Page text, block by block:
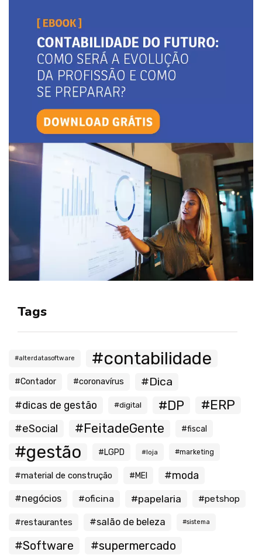
Tags
#alterdatasoftware #contabilidade
#Contador #coronavírus #Dica
#dicas de gestão #digital #DP #ERP
#eSocial #FeitadeGente #fiscal
#gestão #LGPD #loja #marketing
#material de construção #MEI #moda
#negócios #oficina #papelaria #petshop
#restaurantes #salão de beleza #sistema
#Software
#supermercado